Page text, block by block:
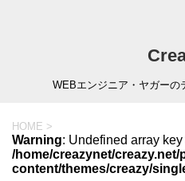
WEBエンジニア・ヤガーの
HOME >
Warning: Undefined array key
/home/creazynet/
content/themes/creazy/